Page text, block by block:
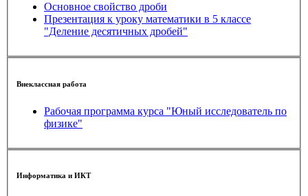
Основное свойство дроби
Презентация к уроку математики в 5 классе
"Деление десятичных дробей"
Внеклассная работа
Рабочая программа курса "Юный исследователь по
физике"
Информатика и ИКТ